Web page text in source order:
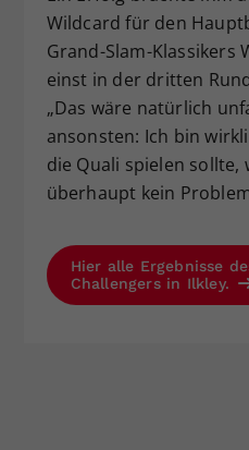
Wildcard für den
Grand-Slam-Klassikers
einst in der dritten
„Das wäre natürlich
ansonsten: Ich bin
die Quali spielen sollte,
überhaupt kein
Hier alle Ergebnisse
Challengers in Ilkley.